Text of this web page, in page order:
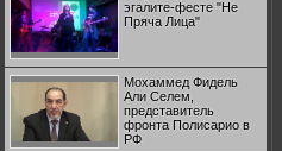
эгалите-фесте "Не
Пряча Лица"
Мохаммед Фидель
Али Селем,
представитель
фронта Полисарио в
РФ